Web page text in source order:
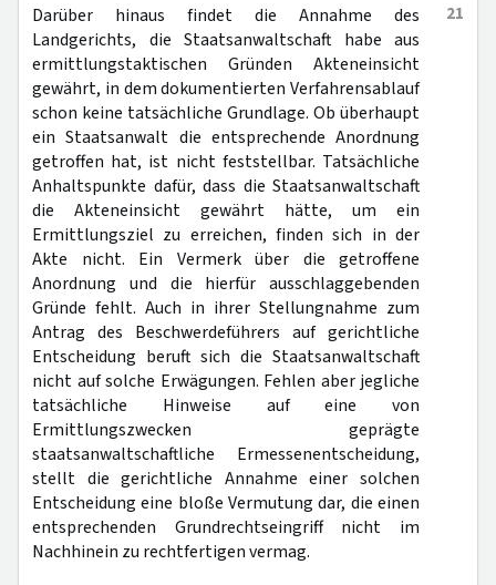
21
Darüber hinaus findet die Annahme des
Landgerichts, die Staatsanwaltschaft habe aus
ermittlungstaktischen Gründen Akteneinsicht
gewährt, in dem dokumentierten Verfahrensablauf
schon keine tatsächliche Grundlage. Ob überhaupt
ein Staatsanwalt die entsprechende Anordnung
getroffen hat, ist nicht feststellbar. Tatsächliche
Anhaltspunkte dafür, dass die Staatsanwaltschaft
die Akteneinsicht gewährt hätte, um ein
Ermittlungsziel zu erreichen, finden sich in der
Akte nicht. Ein Vermerk über die getroffene
Anordnung und die hierfür ausschlaggebenden
Gründe fehlt. Auch in ihrer Stellungnahme zum
Antrag des Beschwerdeführers auf gerichtliche
Entscheidung beruft sich die Staatsanwaltschaft
nicht auf solche Erwägungen. Fehlen aber jegliche
tatsächliche Hinweise auf eine von
Ermittlungszwecken geprägte
staatsanwaltschaftliche Ermessenentscheidung,
stellt die gerichtliche Annahme einer solchen
Entscheidung eine bloße Vermutung dar, die einen
entsprechenden Grundrechtseingriff nicht im
Nachhinein zu rechtfertigen vermag.